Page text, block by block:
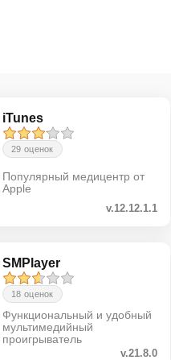
iTunes
29 оценок
Популярный медицентр от
Apple
v.12.12.1.1
SMPlayer
18 оценок
Функциональный и удобный
мультимедийный
проигрыватель
v.21.8.0